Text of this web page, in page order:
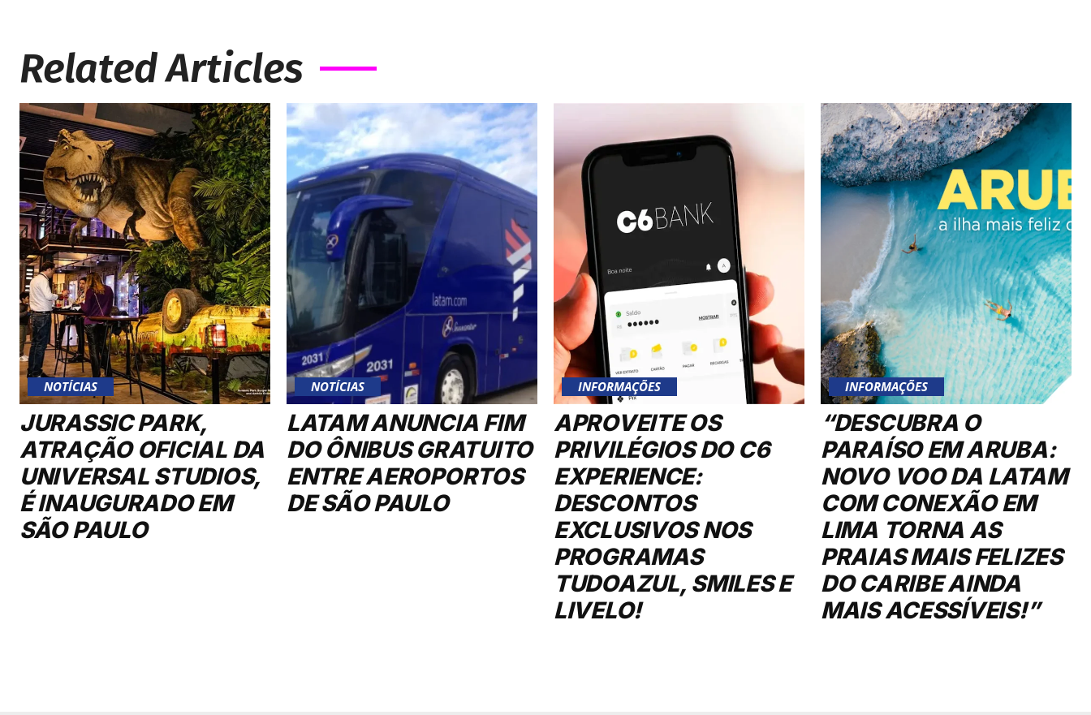
Related Articles
NOTÍCIAS
JURASSIC PARK,
ATRAÇÃO OFICIAL DA
UNIVERSAL STUDIOS,
É INAUGURADO EM
SÃO PAULO
NOTÍCIAS
LATAM ANUNCIA FIM
DO ÔNIBUS GRATUITO
ENTRE AEROPORTOS
DE SÃO PAULO
INFORMAÇÕES
APROVEITE OS
PRIVILÉGIOS DO C6
EXPERIENCE:
DESCONTOS
EXCLUSIVOS NOS
PROGRAMAS
TUDOAZUL, SMILES E
LIVELO!
INFORMAÇÕES
“DESCUBRA O
PARAÍSO EM ARUBA:
NOVO VOO DA LATAM
COM CONEXÃO EM
LIMA TORNA AS
PRAIAS MAIS FELIZES
DO CARIBE AINDA
MAIS ACESSÍVEIS!”